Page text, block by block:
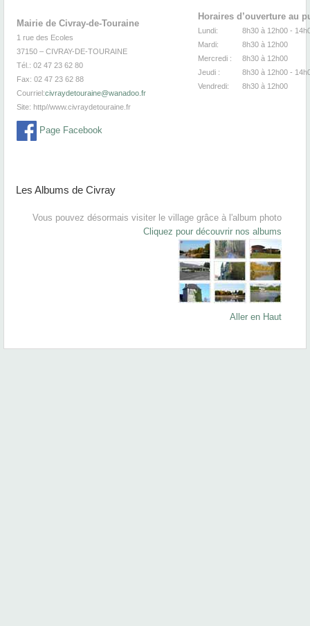
Mairie de Civray-de-Touraine
1 rue des Ecoles
37150 – CIVRAY-DE-TOURAINE
Tél.: 02 47 23 62 80
Fax: 02 47 23 62 88
Courriel:civraydetouraine@wanadoo.fr
Site: http//www.civraydetouraine.fr
Page Facebook
Horaires d’ouverture au
Lundi:
8h30 à 12h00 -
Mardi:
8h30 à
Mercredi :
8h30 à
Jeudi :
8h30 à 12h00 -
Vendredi:
8h30 à
Les Albums de Civray
Vous pouvez désormais visiter le village grâce à l'album photo
Cliquez pour découvrir nos albums
Aller en Haut